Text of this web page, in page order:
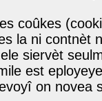
coûkes
la ni contnèt
siervèt
est
on novea